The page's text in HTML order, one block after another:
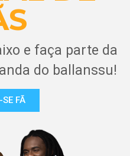
e faça parte da
do ballanssu!
FÃ